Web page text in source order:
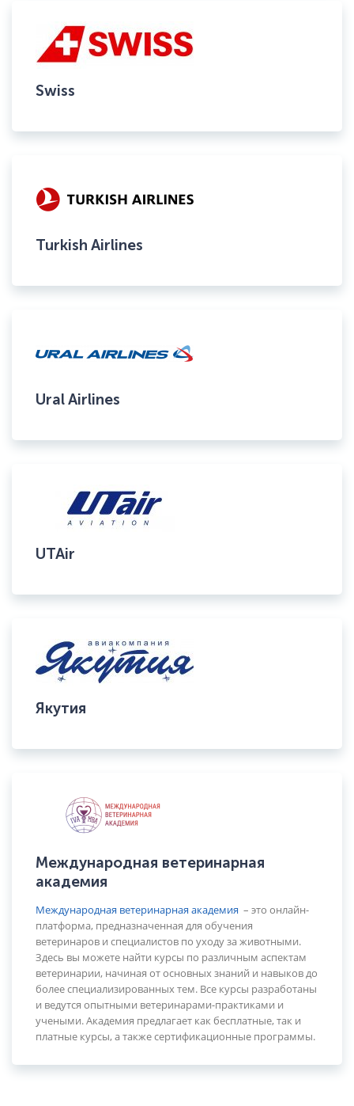
Swiss
Turkish Airlines
Ural Airlines
UTAir
Якутия
Международная ветеринарная
академия
Международная ветеринарная академия – это онлайн-
платформа, предназначенная для обучения
ветеринаров и специалистов по уходу за животными.
Здесь вы можете найти курсы по различным аспектам
ветеринарии, начиная от основных знаний и навыков до
более специализированных тем. Все курсы разработаны
и ведутся опытными ветеринарами-практиками и
учеными. Академия предлагает как бесплатные, так и
платные курсы, а также сертификационные программы.